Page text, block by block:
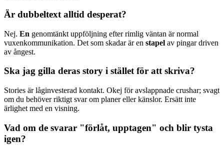
Är dubbeltext alltid desperat?
Nej. En genomtänkt uppföljning efter rimlig väntan är normal
vuxenkommunikation. Det som skadar är en stapel av pingar driven
av ångest.
Ska jag gilla deras story i stället för att skriva?
Stories är låginvesterad kontakt. Okej för avslappnade crushar; svagt
om du behöver riktigt svar om planer eller känslor. Ersätt inte
ärlighet med en visning.
Vad om de svarar "förlåt, upptagen" och blir tysta
igen?